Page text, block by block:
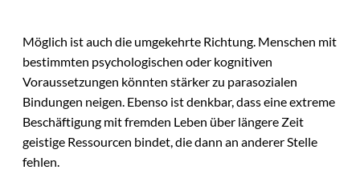
Möglich ist auch die umgekehrte Richtung. Menschen mit
bestimmten psychologischen oder kognitiven
Voraussetzungen könnten stärker zu parasozialen
Bindungen neigen. Ebenso ist denkbar, dass eine extreme
Beschäftigung mit fremden Leben über längere Zeit
geistige Ressourcen bindet, die dann an anderer Stelle
fehlen.